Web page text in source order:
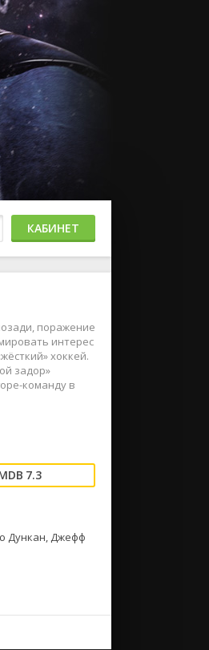
КАБИНЕТ
поражение
интерес
хоккей.
задор»
команду в
7.3
Дункан, Джефф